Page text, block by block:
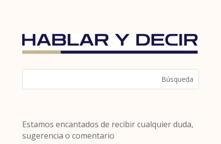
Estamos encantados de recibir cualquier duda,
sugerencia o comentario